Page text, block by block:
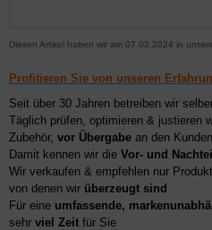
Diesen Artikel haben wir am 07.02.2024 in
Profitieren Sie von unseren
Seit über 30 Jahren betreiben wir
Täglich prüfen, optimieren & justieren
Zubehör, vor Übergabe an den Kunden
Damit kennen wir die Vor- und
Wir verkaufen & empfehlen nur
von denen wir überzeugt sind
Für eine umfassende,
sehr viel Zeit für Sie